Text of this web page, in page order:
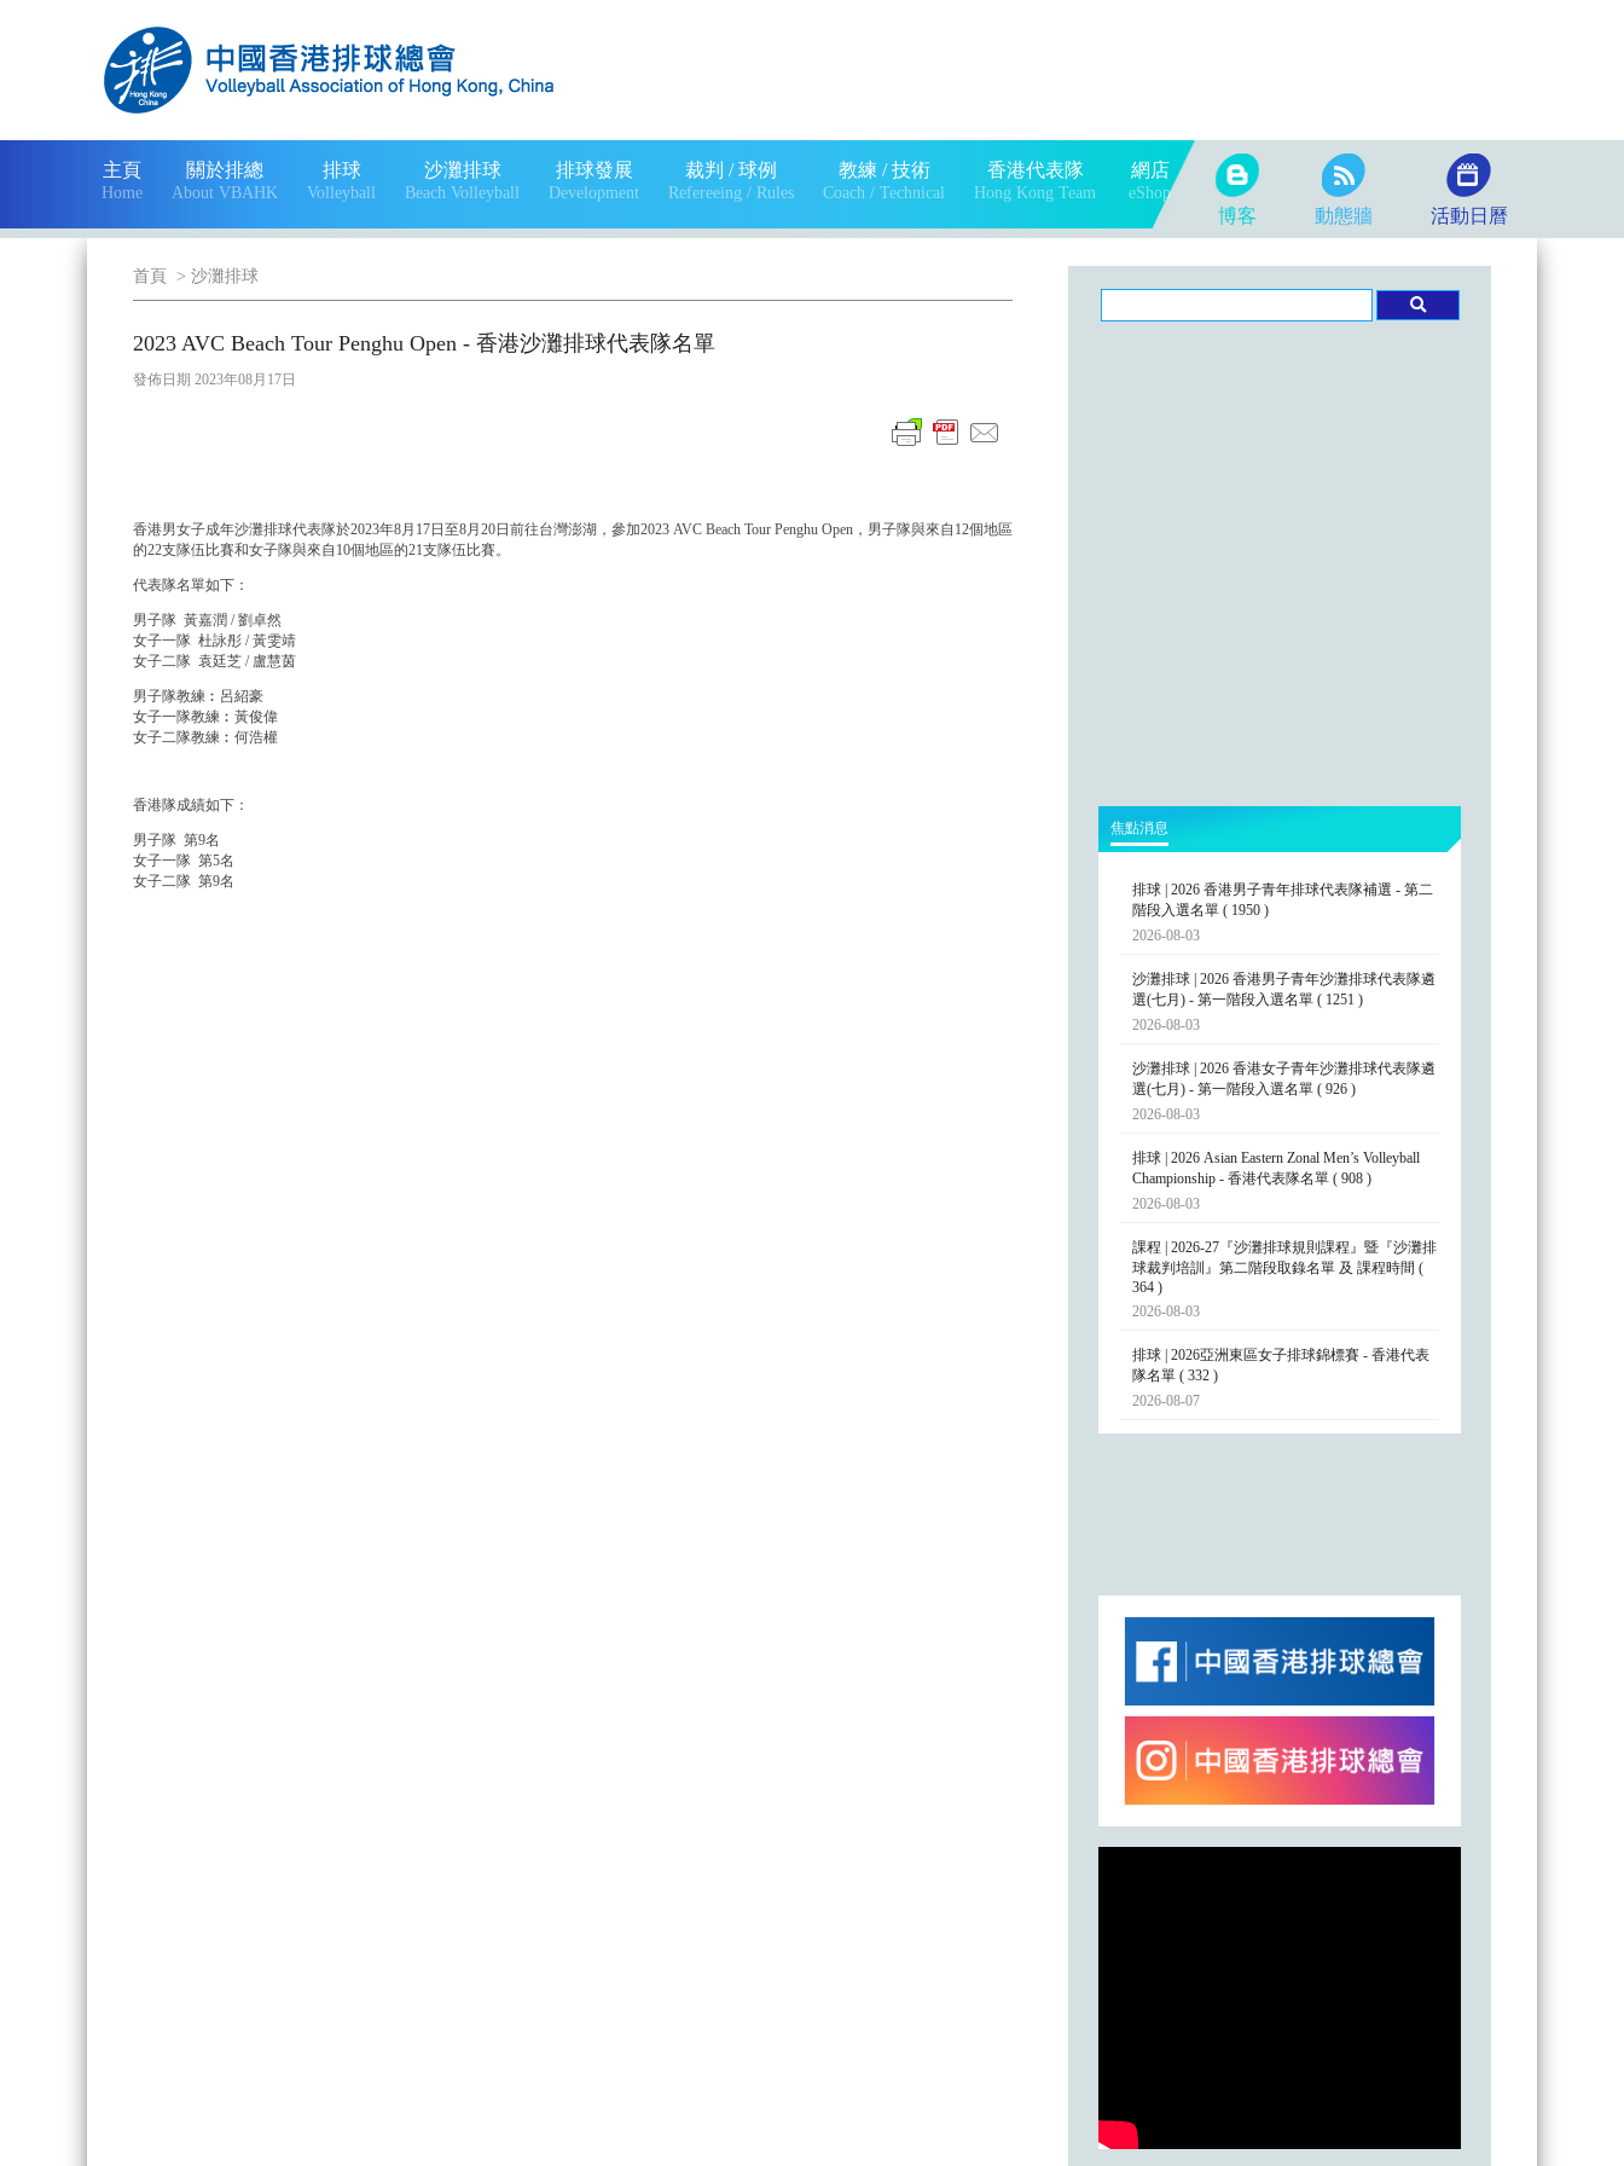
主頁
Home
關於排總
About VBAHK
排球
Volleyball
沙灘排球
Beach Volleyball
排球發展
Development
裁判 / 球例
Refereeing / Rules
教練 / 技術
Coach / Technical
香港代表隊
Hong Kong Team
網店
eShop
博客 動態牆 活動日曆
首頁 > 沙灘排球
2023 AVC Beach Tour Penghu Open - 香港沙灘排球代表隊名單
發佈日期 2023年08月17日
香港男女子成年沙灘排球代表隊於2023年8月17日至8月20日前往台灣澎湖，參加2023 AVC Beach Tour Penghu Open，男子隊與來自12個地區
的22支隊伍比賽和女子隊與來自10個地區的21支隊伍比賽。
代表隊名單如下：
男子隊 黃嘉潤 / 劉卓然
女子一隊 杜詠彤 / 黃雯靖
女子二隊 袁廷芝 / 盧慧茵
男子隊教練︰呂紹豪
女子一隊教練︰黃俊偉
女子二隊教練︰何浩權
香港隊成績如下：
男子隊 第9名
女子一隊 第5名
女子二隊 第9名
焦點消息
排球 | 2026 香港男子青年排球代表隊補選 - 第二
階段入選名單 ( 1950 )
2026-08-03
沙灘排球 | 2026 香港男子青年沙灘排球代表隊遴
選(七月) - 第一階段入選名單 ( 1251 )
2026-08-03
沙灘排球 | 2026 香港女子青年沙灘排球代表隊遴
選(七月) - 第一階段入選名單 ( 926 )
2026-08-03
排球 | 2026 Asian Eastern Zonal Men’s Volleyball
Championship - 香港代表隊名單 ( 908 )
2026-08-03
課程 | 2026-27『沙灘排球規則課程』暨『沙灘排
球裁判培訓』第二階段取錄名單 及 課程時間 (
364 )
2026-08-03
排球 | 2026亞洲東區女子排球錦標賽 - 香港代表
隊名單 ( 332 )
2026-08-07